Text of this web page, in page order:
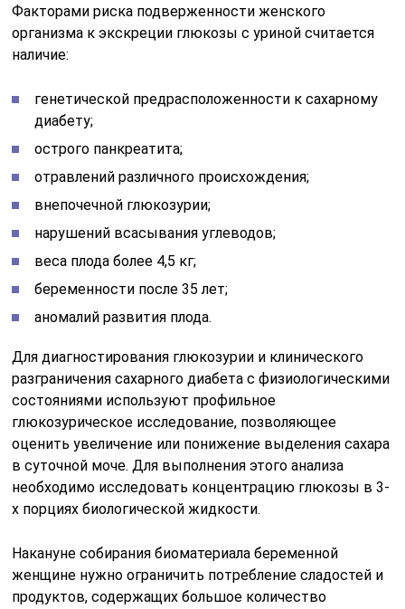
Факторами риска подверженности женского
организма к экскреции глюкозы с уриной считается
наличие:
генетической предрасположенности к сахарному
диабету;
острого панкреатита;
отравлений различного происхождения;
внепочечной глюкозурии;
нарушений всасывания углеводов;
веса плода более 4,5 кг;
беременности после 35 лет;
аномалий развития плода.
Для диагностирования глюкозурии и клинического
разграничения сахарного диабета с физиологическими
состояниями используют профильное
глюкозурическое исследование, позволяющее
оценить увеличение или понижение выделения сахара
в суточной моче. Для выполнения этого анализа
необходимо исследовать концентрацию глюкозы в 3-
х порциях биологической жидкости.
Накануне собирания биоматериала беременной
женщине нужно ограничить потребление сладостей и
продуктов, содержащих большое количество